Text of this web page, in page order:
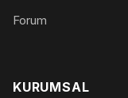
Forum
KURUMSAL